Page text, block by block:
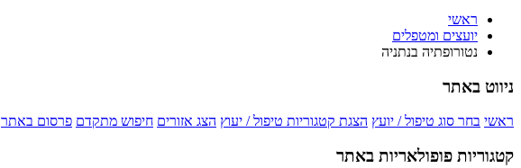
ראשי
יועצים ומטפלים
נטורופתיה בנתניה
ניווט באתר
ראשי בחר סוג טיפול / יועץ הצגת קטגוריות טיפול / יעוץ הצג אזורים חיפוש מתקדם פרסום באתר
קטגוריות פופולאריות באתר